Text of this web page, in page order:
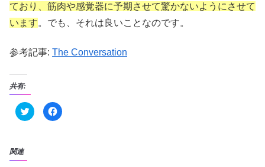
ており、筋肉や感覚器に予期させて驚かないようにさせて
います。でも、それは良いことなのです。
参考記事: The Conversation
共有:
ク
リ
F
a
関連